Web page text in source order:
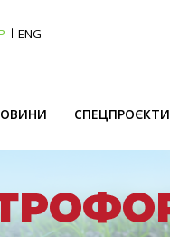
ENG
СПЕЦПРОЄКТИ